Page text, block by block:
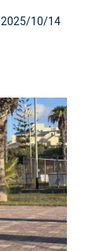
2025/10/14